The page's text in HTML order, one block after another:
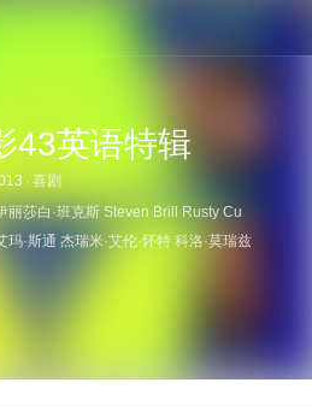
43英语特辑
· 喜剧
丽莎白·班克斯 Steven Brill
Rusty Cu
玛·斯通 杰瑞米·艾伦·怀特 科洛·莫瑞兹